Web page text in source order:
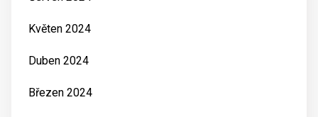
Květen 2024
Duben 2024
Březen 2024